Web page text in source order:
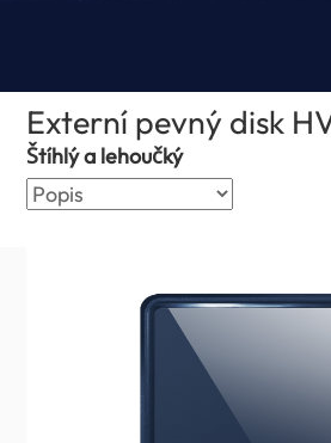
Externí pevný disk
Štíhlý a lehoučký